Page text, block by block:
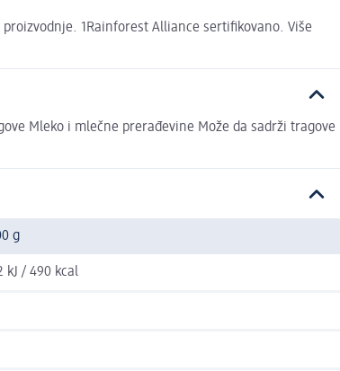
1Rainforest Alliance sertiﬁkovano. Više
Mleko i mlečne prerađevine Može da sadrži tragove
g
kJ / 490 kcal